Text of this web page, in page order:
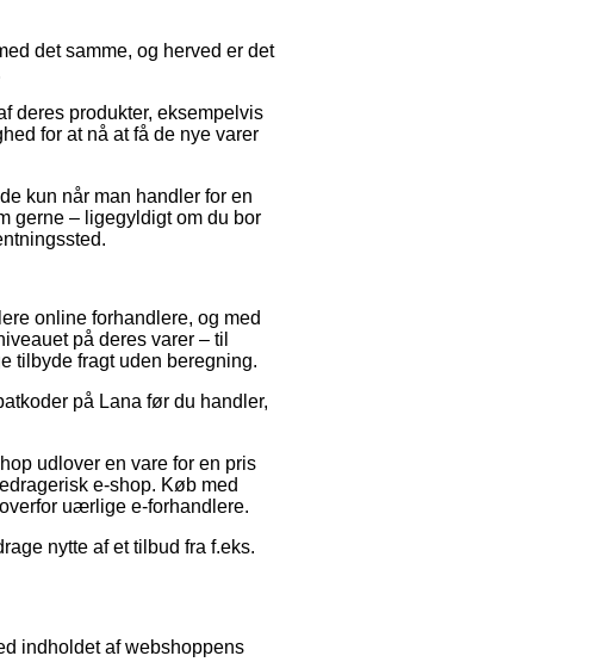
det samme, og herved er det
deres produkter, eksempelvis
for at nå at få de nye varer
kun når man handler for en
gerne – ligegyldigt om du bor
online forhandlere, og med
på deres varer – til
tilbyde fragt uden beregning.
på Lana før du handler,
udlover en vare for en pris
e-shop. Køb med
uærlige e-forhandlere.
nytte af et tilbud fra f.eks.
indholdet af webshoppens